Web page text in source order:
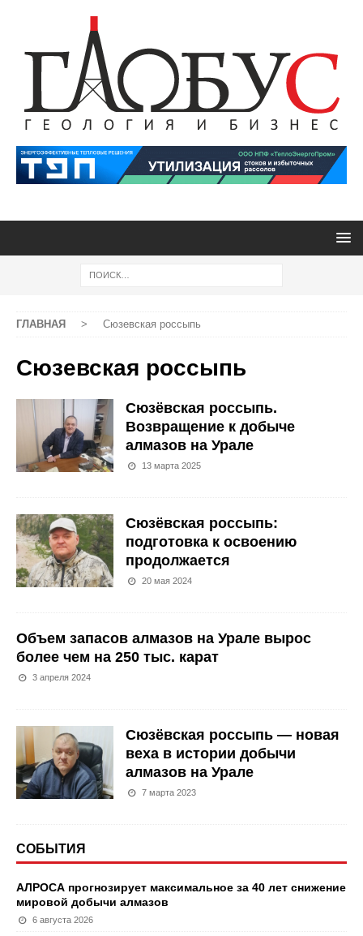
ГЛАВНАЯ > Сюзевская россыпь
Сюзевская россыпь
Сюзёвская россыпь.
Возвращение к добыче
алмазов на Урале
13 марта 2025
Сюзёвская россыпь:
подготовка к освоению
продолжается
20 мая 2024
Объем запасов алмазов на Урале вырос
более чем на 250 тыс. карат
3 апреля 2024
Сюзёвская россыпь — новая
веха в истории добычи
алмазов на Урале
7 марта 2023
СОБЫТИЯ
АЛРОСА прогнозирует максимальное за 40 лет снижение
мировой добычи алмазов
6 августа 2026